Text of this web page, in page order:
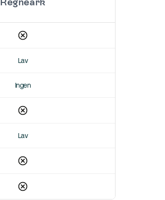
Lav
Ingen
Lav